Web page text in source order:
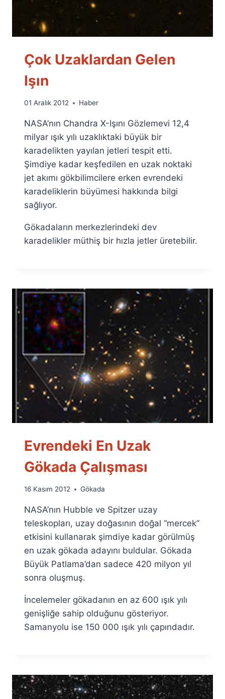
Çok Uzaklardan Gelen
Işın
By
Fuat
Özyar
01 Aralık 2012 Haber
NASA’nın Chandra X-Işını Gözlemevi 12,4
milyar ışık yılı uzaklıktaki büyük bir
karadelikten yayılan jetleri tespit etti.
Şimdiye kadar keşfedilen en uzak noktaki
jet akımı gökbilimcilere erken evrendeki
karadeliklerin büyümesi hakkında bilgi
sağlıyor.
Gökadaların merkezlerindeki dev
karadelikler müthiş bir hızla jetler üretebilir.
Evrendeki En Uzak
Gökada Çalışması
By
Fuat
Özyar
16 Kasım 2012 Gökada
NASA’nın Hubble ve Spitzer uzay
teleskopları, uzay doğasının doğal “mercek”
etkisini kullanarak şimdiye kadar görülmüş
en uzak gökada adayını buldular. Gökada
Büyük Patlama’dan sadece 420 milyon yıl
sonra oluşmuş.
İncelemeler gökadanın en az 600 ışık yılı
genişliğe sahip olduğunu gösteriyor.
Samanyolu ise 150 000 ışık yılı çapındadır.